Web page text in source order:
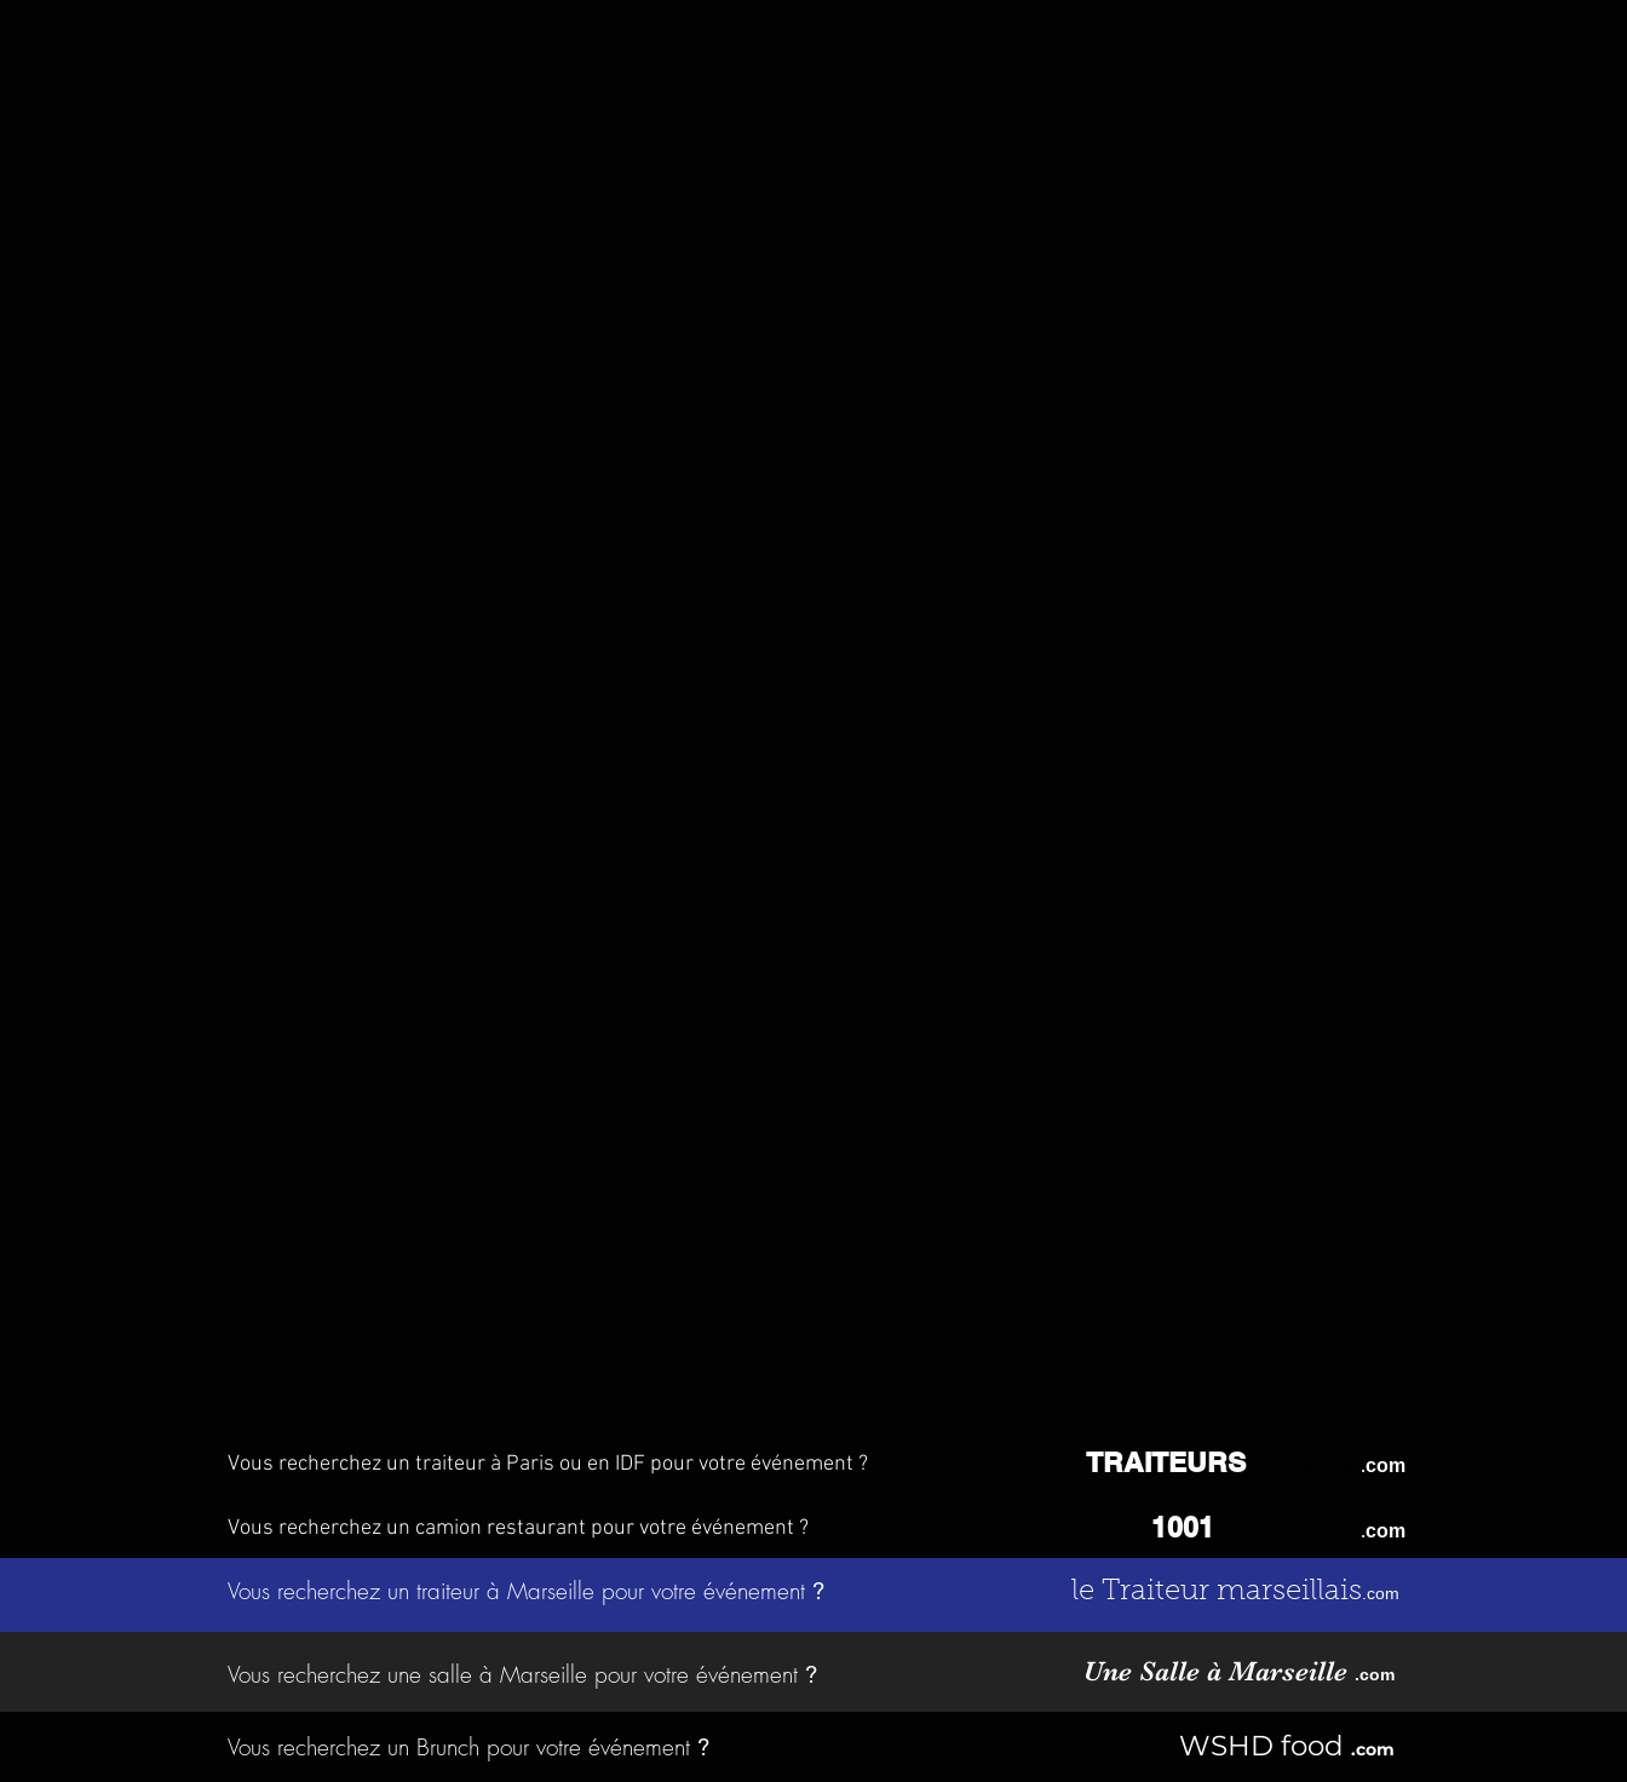
Vous recherchez un traiteur à Paris ou en IDF pour votre événement ? TRAITEURS .com
Vous recherchez un camion restaurant pour votre événement ? 1001 .com
Vous recherchez un traiteur à Marseille pour votre événement ? le Traiteur marseillais .com
Vous recherchez une salle à Marseille pour votre événement ? Une Salle à Marseille .com
Vous recherchez un Brunch pour votre événement ? WSHD food .com